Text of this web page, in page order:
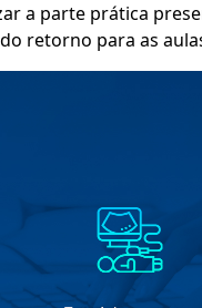
a parte prática
retorno para as